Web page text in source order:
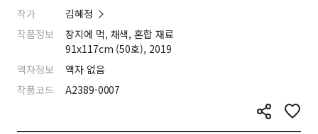
작가
김혜정
작품정보
장지에 먹, 채색, 혼합 재료
91x117cm (50호), 2019
액자정보
액자 없음
작품코드
A2389-0007